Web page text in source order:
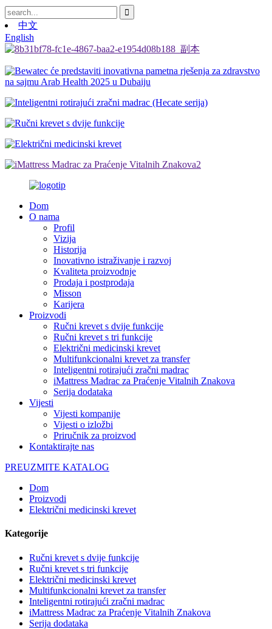
中文
English
Dom
O nama
Profil
Vizija
Historija
Inovativno istraživanje i razvoj
Kvaliteta proizvodnje
Prodaja i postprodaja
Misson
Karijera
Proizvodi
Ručni krevet s dvije funkcije
Ručni krevet s tri funkcije
Električni medicinski krevet
Multifunkcionalni krevet za transfer
Inteligentni rotirajući zračni madrac
iMattress Madrac za Praćenje Vitalnih Znakova
Serija dodataka
Vijesti
Vijesti kompanije
Vijesti o izložbi
Priručnik za proizvod
Kontaktirajte nas
PREUZMITE KATALOG
Dom
Proizvodi
Električni medicinski krevet
Kategorije
Ručni krevet s dvije funkcije
Ručni krevet s tri funkcije
Električni medicinski krevet
Multifunkcionalni krevet za transfer
Inteligentni rotirajući zračni madrac
iMattress Madrac za Praćenje Vitalnih Znakova
Serija dodataka